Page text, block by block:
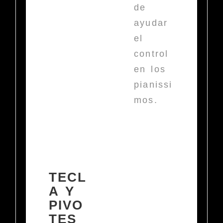
de
ayudar
el
control
en los
pianissi
mos.
TECL
A Y
PIVO
TES